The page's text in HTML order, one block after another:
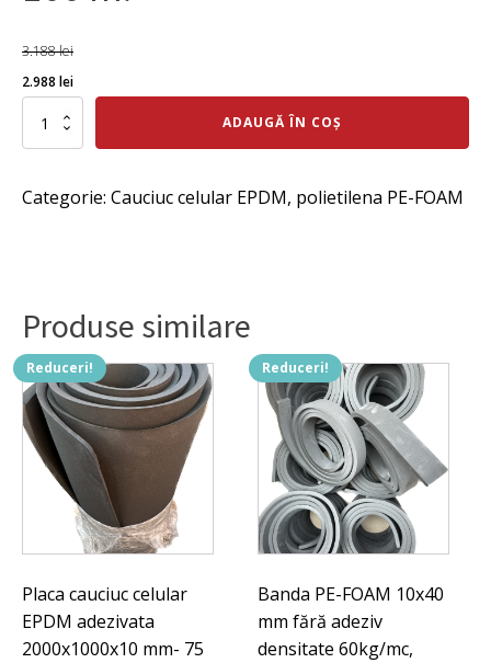
3.188lei
Prețul
inițial
a
3.188 lei.
2.988 leiPrețul
este:
Cantitate
EPDM
35x20
100
m.
ADAUGĂ ÎN COȘ
Categorie: Cauciuc celular EPDM, polietilena PE-FOAM
Produse similare
Reduceri!
Placa cauciuc celular
EPDM adezivata
2000x1000x10 mm- 75
Reduceri!
Banda PE-FOAM 10x40
mm fără adeziv
densitate 60kg/mc,